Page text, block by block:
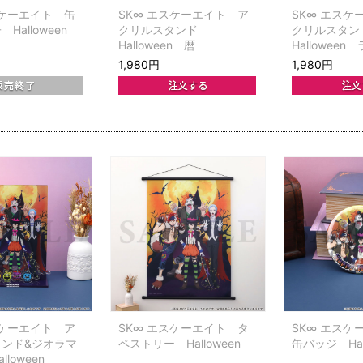
ーエイト 缶
Halloween
SK∞ エスケーエイト ア
クリルスタンド
Halloween 暦
1,980円
SK∞ エスケ
クリルスタ
Halloween
1,980円
ーエイト ア
ド&ジオラマ
SK∞ エスケーエイト タ
ペストリー Halloween
SK∞ エスケ
缶バッジ